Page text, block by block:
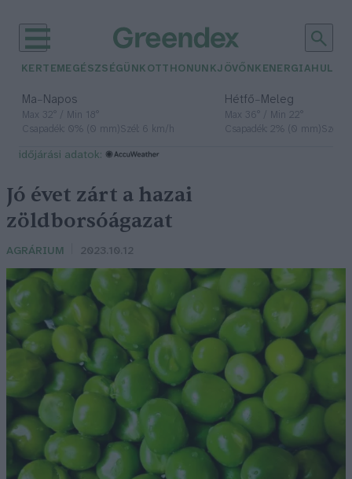
KERTEM EGÉSZSÉGÜNK OTTHONUNKJÖVŐNK ENERGIA
Ma– Napos
Max 32° / Min 18°
Csapadék: 0% (0 mm)Szél: 6 km/h
Hétfő– Meleg
Max 36° / Min 22°
Csapadék: 2% (0 mm)Szél:
időjárási adatok:
Jó évet zárt a hazai
zöldborsóágazat
AGRÁRIUM 2023.10.12